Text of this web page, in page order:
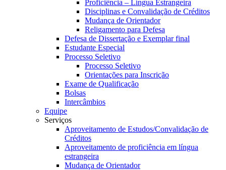
Proficiência – Língua Estrangeira
Disciplinas e Convalidação de Créditos
Mudança de Orientador
Religamento para Defesa
Defesa de Dissertação e Exemplar final
Estudante Especial
Processo Seletivo
Processo Seletivo
Orientações para Inscrição
Exame de Qualificação
Bolsas
Intercâmbios
Equipe
Serviços
Aproveitamento de Estudos/Convalidação de
Créditos
Aproveitamento de proficiência em língua
estrangeira
Mudança de Orientador